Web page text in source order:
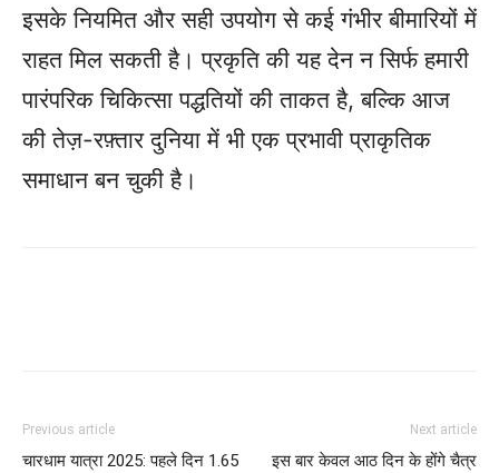
इसके नियमित और सही उपयोग से कई गंभीर बीमारियों में
राहत मिल सकती है। प्रकृति की यह देन न सिर्फ हमारी
पारंपरिक चिकित्सा पद्धतियों की ताकत है, बल्कि आज
की तेज़-रफ़्तार दुनिया में भी एक प्रभावी प्राकृतिक
समाधान बन चुकी है।
Previous article
चारधाम यात्रा 2025: पहले दिन 1.65
Next article
इस बार केवल आठ दिन के होंगे चैत्र